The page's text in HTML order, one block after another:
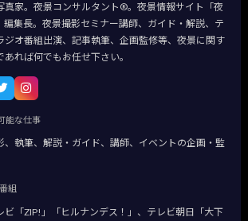
真家。夜景コンサルタント®。夜景情報サイト「夜
編集長。夜景撮影セミナー講師、ガイド・解説、テ
ジオ番組出演、記事執筆、企画監修等、夜景に関す
あれば何でもお任せ下さい。
能な仕事
、執筆、解説・ガイド、講師、イベントの企画・監
組
ビ「ZIP!」「ヒルナンデス！」、テレビ朝日「大下